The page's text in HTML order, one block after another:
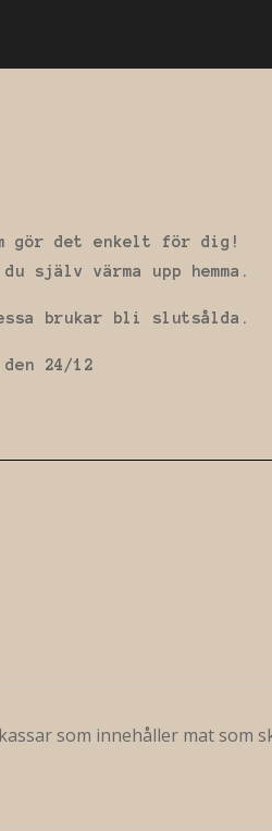
gör det enkelt för dig!
själv värma upp hemma.
brukar bli slutsålda.
24/12
som innehåller mat som